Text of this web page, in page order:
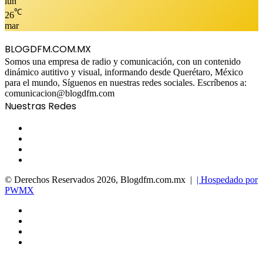
26℃
mar
BLOGDFM.COM.MX
Somos una empresa de radio y comunicación, con un contenido
dinámico autitivo y visual, informando desde Querétaro, México
para el mundo, Síguenos en nuestras redes sociales. Escríbenos a:
comunicacion@blogdfm.com
Nuestras Redes
© Derechos Reservados 2026, Blogdfm.com.mx | | Hospedado por
PWMX